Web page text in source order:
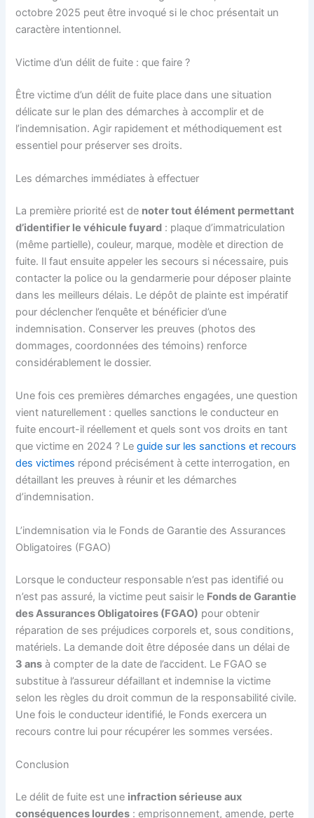
octobre 2025 peut être invoqué si le choc présentait un
caractère intentionnel.
Victime d’un délit de fuite : que faire ?
Être victime d’un délit de fuite place dans une situation
délicate sur le plan des démarches à accomplir et de
l’indemnisation. Agir rapidement et méthodiquement est
essentiel pour préserver ses droits.
Les démarches immédiates à effectuer
La première priorité est de noter tout élément permettant
d’identifier le véhicule fuyard : plaque d’immatriculation
(même partielle), couleur, marque, modèle et direction de
fuite. Il faut ensuite appeler les secours si nécessaire, puis
contacter la police ou la gendarmerie pour déposer plainte
dans les meilleurs délais. Le dépôt de plainte est impératif
pour déclencher l’enquête et bénéficier d’une
indemnisation. Conserver les preuves (photos des
dommages, coordonnées des témoins) renforce
considérablement le dossier.
Une fois ces premières démarches engagées, une question
vient naturellement : quelles sanctions le conducteur en
fuite encourt-il réellement et quels sont vos droits en tant
que victime en 2024 ? Leguide sur les sanctions et recours
des victimes répond précisément à cette interrogation, en
détaillant les preuves à réunir et les démarches
d’indemnisation.
L’indemnisation via le Fonds de Garantie des Assurances
Obligatoires (FGAO)
Lorsque le conducteur responsable n’est pas identifié ou
n’est pas assuré, la victime peut saisir le Fonds de Garantie
des Assurances Obligatoires (FGAO) pour obtenir
réparation de ses préjudices corporels et, sous conditions,
matériels. La demande doit être déposée dans un délai de
3 ans à compter de la date de l’accident. Le FGAO se
substitue à l’assureur défaillant et indemnise la victime
selon les règles du droit commun de la responsabilité civile.
Une fois le conducteur identifié, le Fonds exercera un
recours contre lui pour récupérer les sommes versées.
Conclusion
Le délit de fuite est une infraction sérieuse aux
conséquences lourdes : emprisonnement, amende, perte